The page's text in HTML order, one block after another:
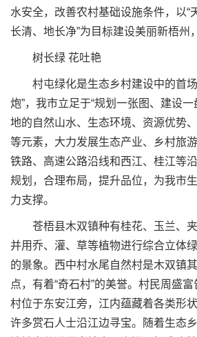
水安全，改善农村基础设施条件，以“
长清、地长净”为目标建设美丽新梧州
树长绿 花吐艳
村屯绿化是生态乡村建设中的首场
炮”，我市立足于“规划一张图、建设
地的自然山水、生态环境、资源优势
等元素，大力发展生态产业、乡村旅
铁路、高速公路沿线和西江、桂江等
规划，合理布局，提升品位，为我市
力支撑。
苍梧县木双镇种有桂花、玉兰、夹
并用乔、灌、草等植物进行综合立体
的景象。西中村水尾自然村是木双镇
点，有着“奇石村”的美誉。村民周盛
村位于东安江旁，江内蕴藏着各类形
许多赏石人士沿江边寻宝。随着生态